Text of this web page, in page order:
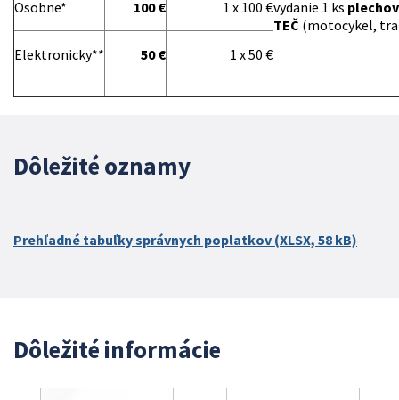
Osobne* 100 € 1 x 100 €vydanie 1 ks
TEČ (motocykel,
Elektronicky**
50 € 1 x 50 €
Dôležité oznamy
Prehľadné tabuľky správnych poplatkov (XLSX, 58 kB)
Dôležité informácie